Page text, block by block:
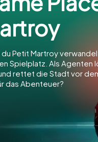
Petit Martroy
Spielplatz. Als Agenten
rettet die Stadt vor
das Abenteuer?